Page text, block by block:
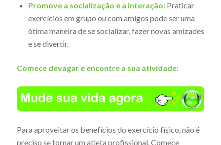
Promove a socialização e a interação:Praticar
exercícios em grupo ou com amigos pode ser uma
ótima maneira de se socializar, fazer novas amizades
e se divertir.
Comece devagar e encontre a sua atividade:
Para aproveitar os benefícios do exercício físico, não é
preciso se tornar um atleta profissional. Comece